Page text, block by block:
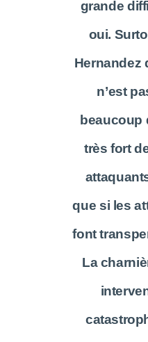
grande
oui.
Hernandez
n’est
beaucoup
très fort
que si les
font
La